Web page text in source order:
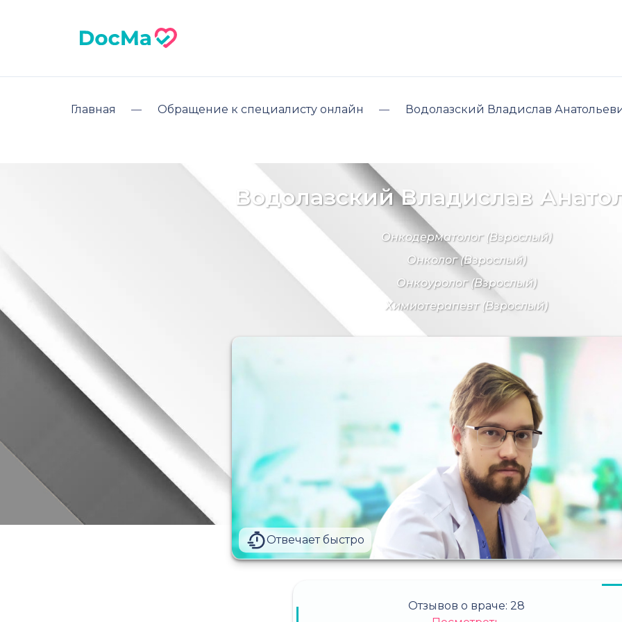
Главная Обращение к специалисту онлайн Водолазский Владислав
Водолазский Владислав
Онкодерматолог(Взрослый)
Онколог(Взрослый)
Онкоуролог(Взрослый)
Химиотерапевт(Взрослый)
Отвечает быстро
Отзывов о враче: 28